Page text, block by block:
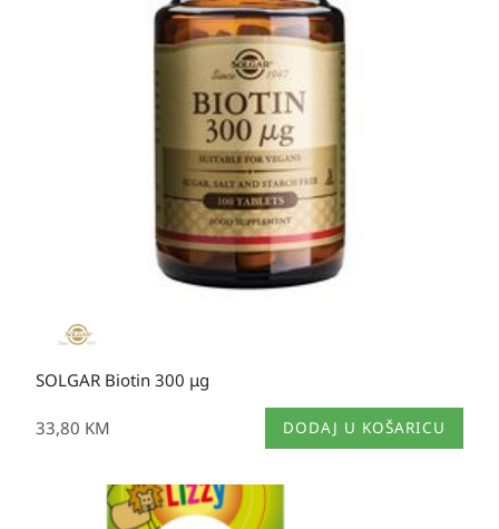
SOLGAR Biotin 300 μg
33,80 KM DODAJ U KOŠARICU